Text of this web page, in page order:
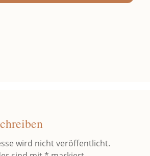
wird nicht veröffentlicht.